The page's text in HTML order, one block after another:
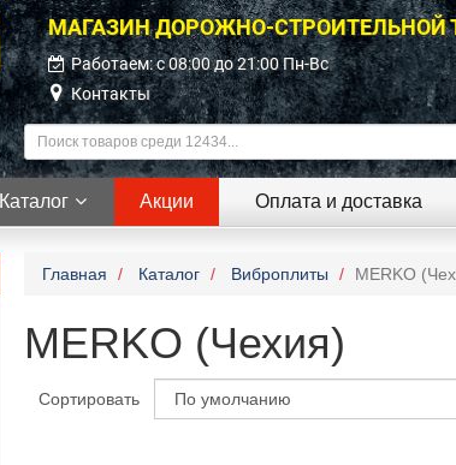
МАГАЗИН ДОРОЖНО-СТРОИТЕЛЬНОЙ
Работаем: c 08:00 до 21:00 Пн-Вс
Контакты
Каталог Акции Оплата и доставка
Главная Каталог Виброплиты MERKO
MERKO (Чехия)
Сортировать